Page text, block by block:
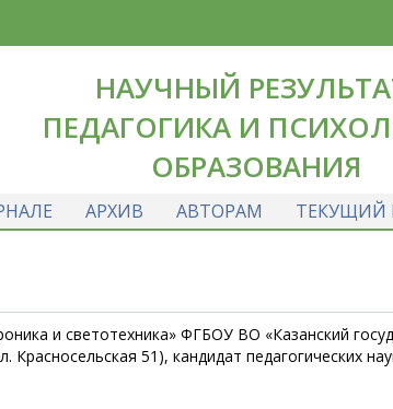
НАУЧНЫЙ
ПЕДАГОГИКА И
ОБРАЗОВАНИЯ
АРХИВ АВТОРАМ ТЕКУЩИЙ
и светотехника» ФГБОУ ВО «Казанский
Красносельская 51), кандидат педагогических